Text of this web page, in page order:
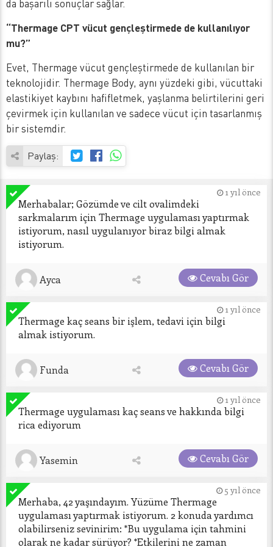
da başarılı sonuçlar sağlar.
“Thermage CPT vücut gençleştirmede de kullanılıyor
mu?”
Evet, Thermage vücut gençleştirmede de kullanılan bir
teknolojidir. Thermage Body, aynı yüzdeki gibi, vücuttaki
elastikiyet kaybını hafifletmek, yaşlanma belirtilerini geri
çevirmek için kullanılan ve sadece vücut için tasarlanmış
bir sistemdir.
Paylaş:
1 yıl önce
Merhabalar; Gözümde ve cilt ovalimdeki
sarkmalarım için Thermage uygulaması yaptırmak
istiyorum, nasıl uygulanıyor biraz bilgi almak
istiyorum.
Ayca Cevabı Gör
1 yıl önce
Thermage kaç seans bir işlem, tedavi için bilgi
almak istiyorum.
Funda Cevabı Gör
1 yıl önce
Thermage uygulaması kaç seans ve hakkında bilgi
rica ediyorum
Yasemin Cevabı Gör
5 yıl önce
Merhaba, 42 yaşındayım. Yüzüme Thermage
uygulaması yaptırmak istiyorum. 2 konuda yardımcı
olabilirseniz sevinirim: *Bu uygulama için tahmini
olarak ne kadar sürüyor? *Etkilerini ne zaman